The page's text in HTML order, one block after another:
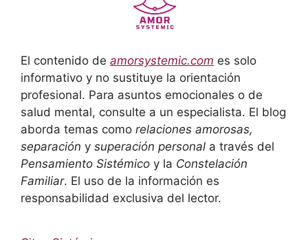
El contenido de amorsystemic.com es solo
informativo y no sustituye la orientación
profesional. Para asuntos emocionales o de
salud mental, consulte a un especialista. El blog
aborda temas como relaciones amorosas,
separación y superación personal a través del
Pensamiento Sistémico y la Constelación
Familiar. El uso de la información es
responsabilidad exclusiva del lector.